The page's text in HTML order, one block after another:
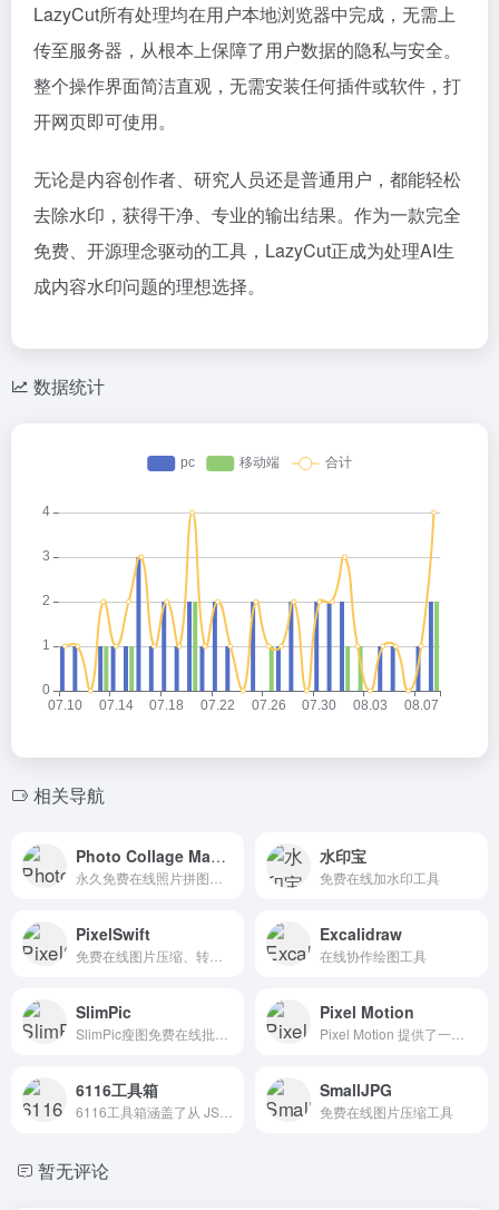
LazyCut所有处理均在用户本地浏览器中完成，无需上
传至服务器，从根本上保障了用户数据的隐私与安全。
整个操作界面简洁直观，无需安装任何插件或软件，打
开网页即可使用。
无论是内容创作者、研究人员还是普通用户，都能轻松
去除水印，获得干净、专业的输出结果。作为一款完全
免费、开源理念驱动的工具，LazyCut正成为处理AI生
成内容水印问题的理想选择。
数据统计
相关导航
Photo Collage Maker 水印宝
免费在线加水印工具
PixelSwift Excalidraw
在线协作绘图工具
SlimPic Pixel Motion
6116工具箱 SmallJPG
免费在线图片压缩工具
暂无评论